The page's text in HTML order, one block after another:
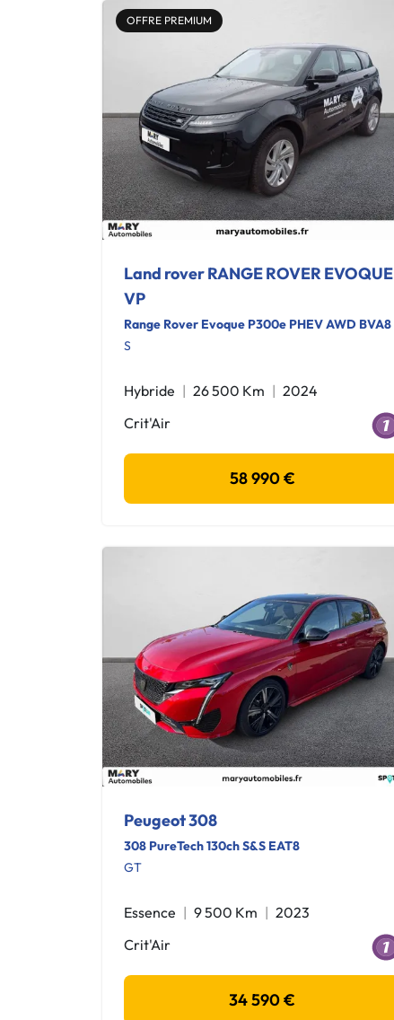
OFFRE PREMIUM
Land rover RANGE ROVER EVOQUE
VP
Range Rover Evoque P300e PHEV AWD BVA8
S
Hybride 26 500 Km
2024
Crit'Air
58 990 €
Peugeot 308
308 PureTech 130ch S&S EAT8
GT
Essence 9 500 Km
2023
Crit'Air
34 590 €